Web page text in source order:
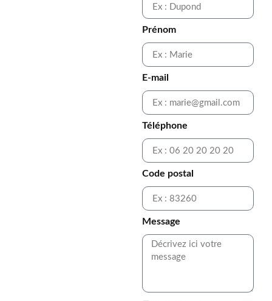
Prénom
E-mail
Téléphone
Code postal
Message